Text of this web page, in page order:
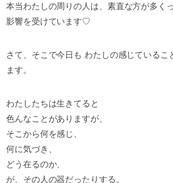
本当わたしの周りの人は、素直な方が多く
影響を受けています♡
さて、そこで今日も わたしの感じているこ
ます。
わたしたちは生きてると
色んなことがありますが、
そこから何を感じ、
何に気づき、
どう在るのか、
が、その人の器だったりする。